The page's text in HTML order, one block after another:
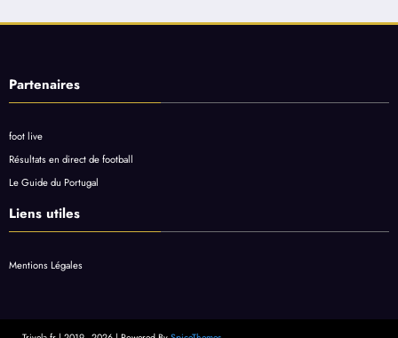
Partenaires
foot live
Résultats en direct de football
Le Guide du Portugal
Liens utiles
Mentions Légales